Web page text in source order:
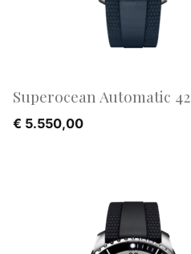
Superocean Automatic 42
€ 5.550,00